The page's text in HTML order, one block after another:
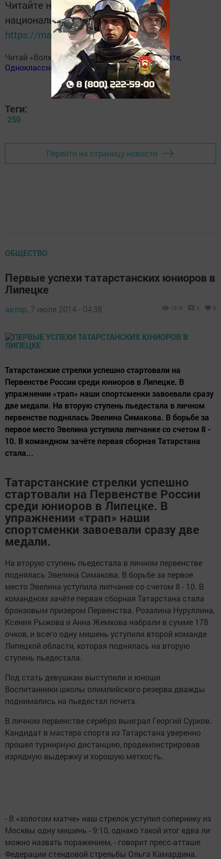
Читайте новости Татарстана в
национальном мессенджере MАХ:
https://max.ru/tatmedia
Читай «Волжскую новь» вТелеграм,Вконтакте,
Одноклассники
Дзен
Теги:
250
Перейти на страницу новости
ОБЩЕСТВО
Первые успехи татарстанских юниоров в
Липецке
автор, 7 июля 2014 - 04:38 1016 0 0
Татарстанские стрелки успешно стартовали на
Первенстве России среди юниоров в Липецке. В
упражнении «трап» наши спортсменки завоевали сразу
две медали. На вторую ступень пьедестала в личном
первенстве поднялась Эвелина Симакова. В борьбе за
первое место Эвелина уступила липчанке со счетом 8 -
10. В командном зачёте первая сборная Татарстана
стала...
Татарстанские стрелки успешно
стартовали на Первенстве России
среди юниоров в Липецке. В
упражнении «трап» наши
спортсменки завоевали сразу две
медали.
На вторую ступень пьедестала в личном первенстве
поднялась Эвелина Симакова. В борьбе за первое
место Эвелина уступила липчанке со счетом 8 - 10. В
командном зачёте первая сборная Татарстана стала
бронзовым призером Первенства. Розалина Нуруллина,
Ксения Рыжова и Анна Жемкова набрали в сумме 178
очков, и всего одну мишень уступили второй команде
Липецкой области, которая поднялась на вторую
ступень пьедестала.
Под стать девушкам выступили и юноши.
Воспитанники школы олимпийского резерва дважды
поднимались на пьедестал почета.
В личном первенстве серебро выиграл Георгий Сурков.
Кандидат в мастера спорта из Татарстана уверенно
прошел турнирную дистанцию, продемонстрировав
изрядную выдержку и хорошую меткость.
- В «золотом матче» наш стрелок уступил сопернику из
Москвы одну мишень - 9:10, однако такой итог едва ли
можно назвать поражением, - говорит пресс-атташе
Федерации стендовой стрельбы Ольга Камардина.